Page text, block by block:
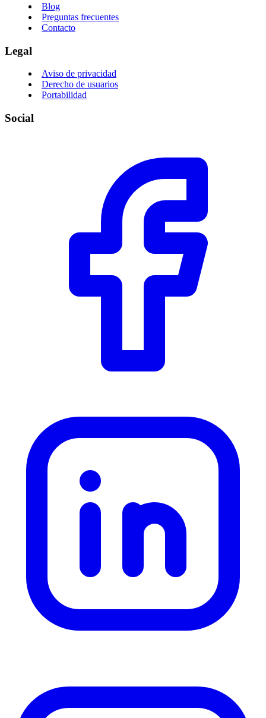
Blog
Preguntas frecuentes
Contacto
Legal
Aviso de privacidad
Derecho de usuarios
Portabilidad
Social